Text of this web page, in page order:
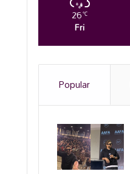
26℃
Fri
Popular